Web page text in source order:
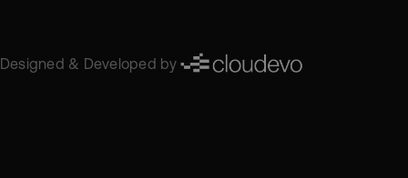
Designed & Developed by